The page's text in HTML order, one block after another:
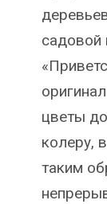
садовой
цветы
колеру,
таким